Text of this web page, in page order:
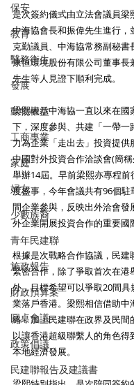
保安
教育
醫務衛生
發展
動物權益
工商專業
家庭
婦女
少數族裔
青年民建聯
施政報告
財政預算案
圓桌會議
政策倡議
民建聯報告及建議書
是次簽約儀式由立法會議員梁
中海協會長和振偉先生進行，
克勤議員、中海協常務副秘書
康恒環境股份有限公司董事長
先生等人見證下順利完成。
梁熙表示中海協一直以來在國
下，深度參與、共建「一帶一
力為企業「走出去」投資提供
中國對外投資合作洽談會(簡
舉辦14屆。早前梁熙亦專程
度盛事，今年會議共有96個駐
間企業參與，反映出外洽會發
外企業開展投資合作的重要國
根據是次戰略合作協議，民建
緊密合作，除了爭取首次在港
外，目標希望可以爭取20間
業落戶香港。梁熙相信借助中
絡，加上民建聯在政界及民間
以讓香港超級聯繫人的角色得
本地經濟發展。